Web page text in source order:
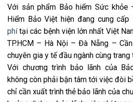
Với sản phẩm Bảo hiểm Sức khỏe
Hiểm Bảo Việt hiện đang cung cấp
phí tại các bệnh viện lớn nhất Việt
TP.HCM – Hà Nội – Đà Nẵng –
chuyên gia y tế đầu ngành cùng
Với chương trình bảo lãnh của
không còn phải bận tâm tới việc đòi
chỉ cần xuất trình thẻ bảo lãnh của